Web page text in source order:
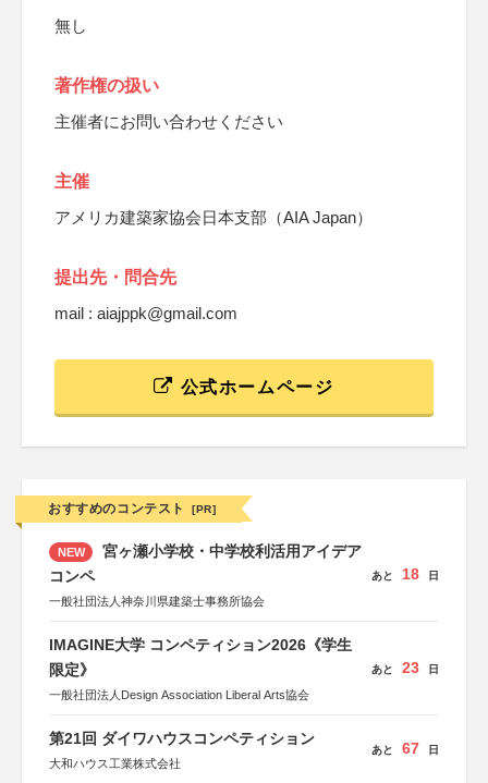
無し
著作権の扱い
主催者にお問い合わせください
主催
アメリカ建築家協会日本支部（AIA Japan）
提出先・問合先
mail : aiajppk@gmail.com
公式ホームページ
おすすめのコンテスト [PR]
NEW
宮ヶ瀬小学校・中学校利活用アイデア
コンペ
一般社団法人神奈川県建築士事務所協会
あと 18 日
IMAGINE大学 コンペティション2026《学生
限定》
一般社団法人Design Association Liberal Arts協会
あと 23 日
第21回 ダイワハウスコンペティション
大和ハウス工業株式会社
あと 67 日